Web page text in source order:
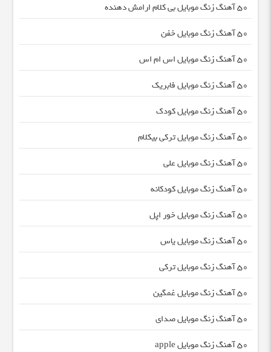
50 آهنگ زنگ موبایل بی کلام ارامش دهنده
50 آهنگ زنگ موبایل خفن
50 آهنگ زنگ موبایل اس ام اس
50 آهنگ زنگ موبایل فابریک
50 آهنگ زنگ موبایل کودک
50 آهنگ زنگ موبایل ترکی بیکلام
50 آهنگ زنگ موبایل علی
50 آهنگ زنگ موبایل کودکانه
50 آهنگ زنگ موبایل خور اپل
50 آهنگ زنگ موبایل یاس
50 آهنگ زنگ موبایل ترکی
50 آهنگ زنگ موبایل غمگین
50 آهنگ زنگ موبایل صدای
50 آهنگ زنگ موبایل apple